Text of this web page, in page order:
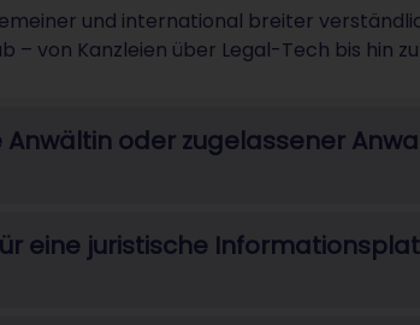
und international breiter
– von Kanzleien über Legal-Tech bis hin
Anwältin oder zugelassener
eine juristische